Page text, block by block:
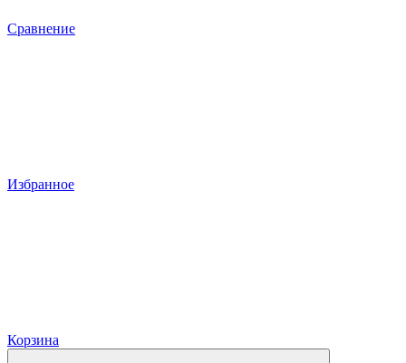
Сравнение
Избранное
Корзина